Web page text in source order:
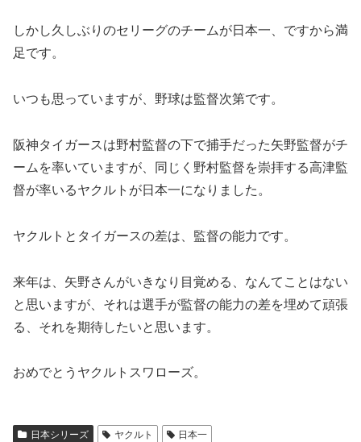
しかし久しぶりのセリーグのチームが日本一、ですから満
足です。
いつも思っていますが、野球は監督次第です。
阪神タイガースは野村監督の下で捕手だった矢野監督がチ
ームを率いていますが、同じく野村監督を崇拝する高津監
督が率いるヤクルトが日本一になりました。
ヤクルトとタイガースの差は、監督の能力です。
来年は、矢野さんがいきなり目覚める、なんてことはない
と思いますが、それは選手が監督の能力の差を埋めて頑張
る、それを期待したいと思います。
おめでとうヤクルトスワローズ。
日本シリーズ ヤクルト 日本一